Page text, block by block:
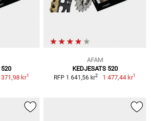
520
371,98 kr1
AFAM
KEDJESATS 520
RFP 1 641,56 kr2 1 477,44 kr1